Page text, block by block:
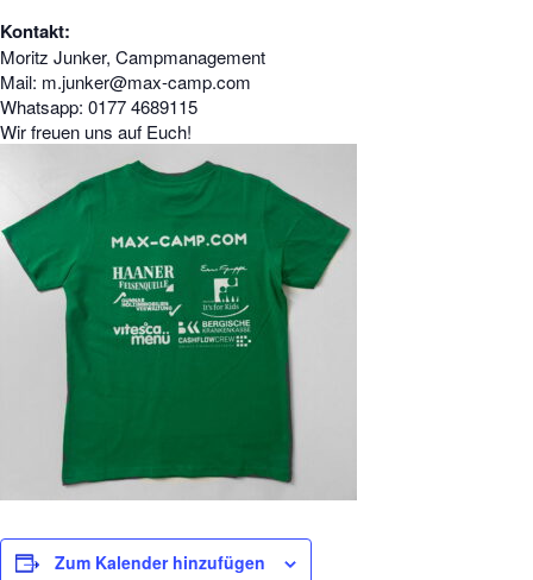
Kontakt:
Moritz Junker, Campmanagement
Mail: m.junker@max-camp.com
Whatsapp: 0177 4689115
Wir freuen uns auf Euch!
Zum Kalender hinzufügen